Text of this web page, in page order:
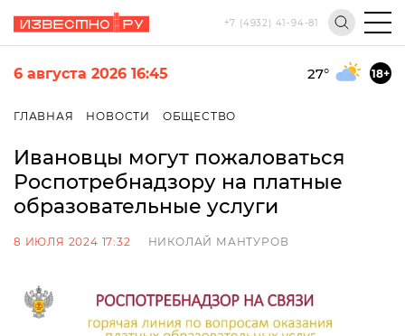
+7 (4932) 41-94-81
6 августа 2026 16:45 27° 18+
ГЛАВНАЯ НОВОСТИ ОБЩЕСТВО
Ивановцы могут пожаловаться
Роспотребнадзору на платные
образовательные услуги
8 ИЮЛЯ 2024 17:32 НИКОЛАЙ МАНТУРОВ